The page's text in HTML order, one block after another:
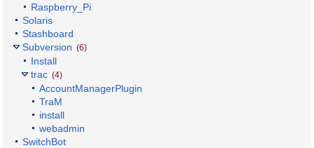
Raspberry_Pi
Solaris
Stashboard
Subversion (6)
Install
trac (4)
AccountManagerPlugin
TraM
install
webadmin
SwitchBot